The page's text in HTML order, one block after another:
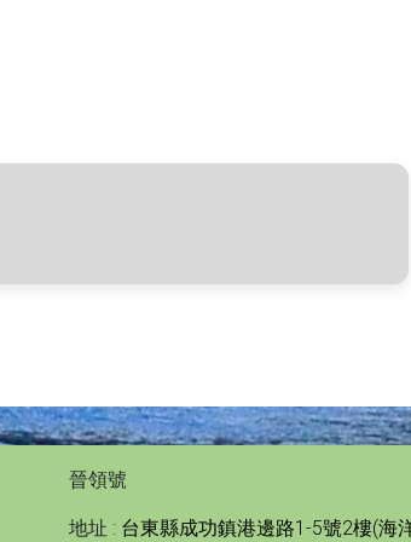
晉領號
地址 : 台東縣成功鎮港邊路1-5號2樓(海